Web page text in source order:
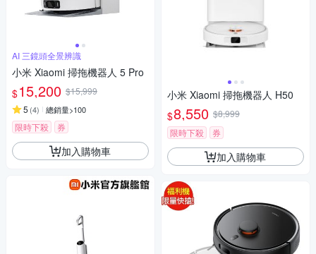
AI 三鏡頭全景辨識
小米 Xiaomi 掃拖機器人 5 Pro
$15,200 $15,999
5 (4) 總銷量>100
限時下殺 券
加入購物車
小米 Xiaomi 掃拖機器人 H50
$8,550 $8,999
限時下殺
券
加入購物車